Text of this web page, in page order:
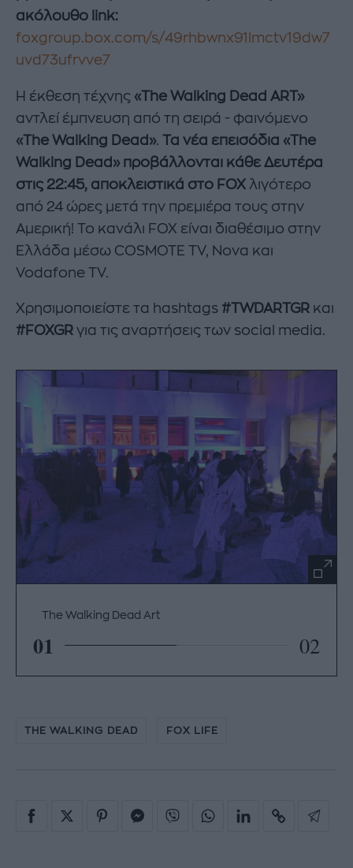
ακόλουθο link:
foxgroup.box.com/s/49rhbwnx91lmctv19dw7
uvd73ufrvve7
Η έκθεση τέχνης «The Walking Dead ART»
αντλεί έμπνευση από τη σειρά - φαινόμενο
«The Walking Dead». Τα νέα επεισόδια «The
Walking Dead» προβάλλονται κάθε Δευτέρα
στις 22:45, αποκλειστικά στο FOX λιγότερο
από 24 ώρες μετά την πρεμιέρα τους στην
Αμερική! Το κανάλι FOX είναι διαθέσιμο στην
Ελλάδα μέσω COSMOTE TV, Nova και
Vodafone TV.
Χρησιμοποιείστε τα hashtags #TWDARTGR και
#FOXGR για τις αναρτήσεις των social media.
The Walking Dead Art
01 02
THE WALKING DEAD FOX LIFE